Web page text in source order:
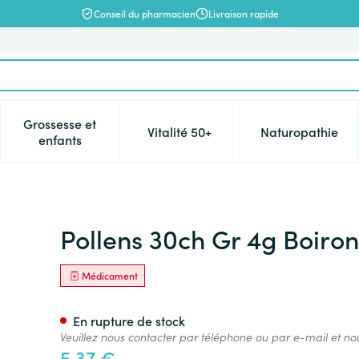
Conseil du pharmacien Livraison rapide
Beauté, soins et hygiène
menu pour la catégorie Régime, alimentation &
Grossesse et
enfantsAfficher le sous-menu pour la catégorie Grossesse
Vitalité 50+Afficher le sous-menu pour la
Naturopathie
Afficher
Pollens 30ch Gr 4g Boiron
Médicament
En rupture de stock
Veuillez nous contacter par téléphone ou par e-mail et